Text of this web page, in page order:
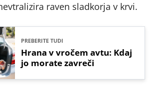
raven sladkorja v krvi.
PREBERITE TUDI
Hrana v vročem avtu: Kdaj
jo morate zavreči